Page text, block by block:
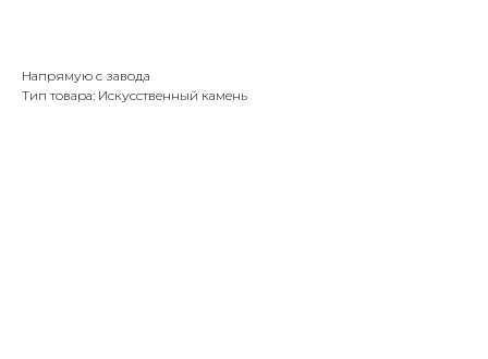
Напрямую с завода
Тип товара: Искусственный камень